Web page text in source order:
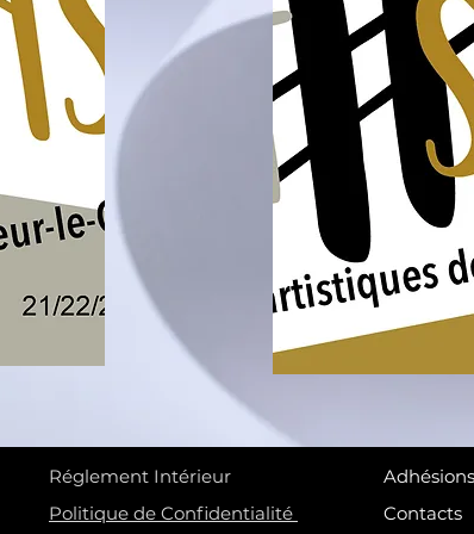
Réglement Intérieur
Politique de Confidentialité
Adhésions
Contacts